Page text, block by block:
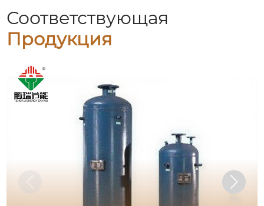
Соответствующая
Продукция